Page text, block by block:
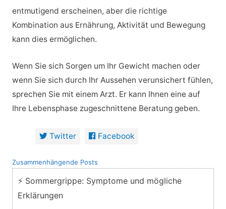
entmutigend erscheinen, aber die richtige
Kombination aus Ernährung, Aktivität und Bewegung
kann dies ermöglichen.
Wenn Sie sich Sorgen um Ihr Gewicht machen oder
wenn Sie sich durch Ihr Aussehen verunsichert fühlen,
sprechen Sie mit einem Arzt. Er kann Ihnen eine auf
Ihre Lebensphase zugeschnittene Beratung geben.
Twitter Facebook
Zusammenhängende Posts
⚡ Sommergrippe: Symptome und mögliche
Erklärungen